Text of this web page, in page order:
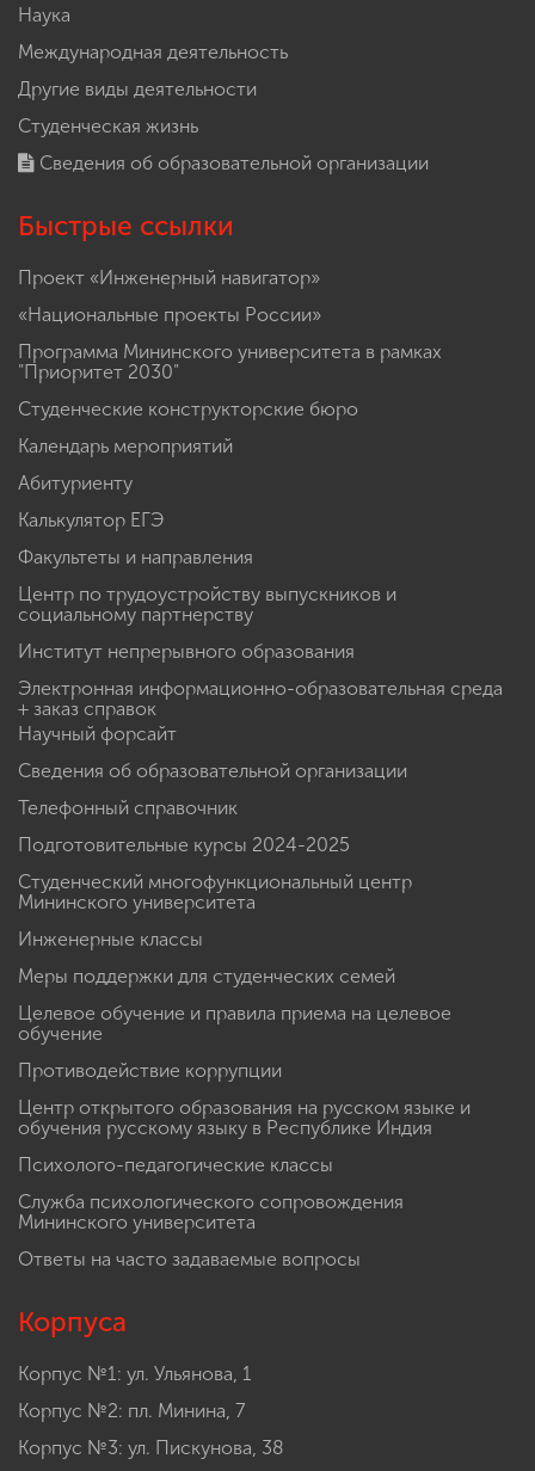
Наука
Международная деятельность
Другие виды деятельности
Студенческая жизнь
Сведения об образовательной организации
Быстрые ссылки
Проект «Инженерный навигатор»
«Национальные проекты России»
Программа Мининского университета в рамках
"Приоритет 2030"
Студенческие конструкторские бюро
Календарь мероприятий
Абитуриенту
Калькулятор ЕГЭ
Факультеты и направления
Центр по трудоустройству выпускников и
социальному партнерству
Институт непрерывного образования
Электронная информационно-образовательная среда
+ заказ справок
Научный форсайт
Сведения об образовательной организации
Телефонный справочник
Подготовительные курсы 2024-2025
Студенческий многофункциональный центр
Мининского университета
Инженерные классы
Меры поддержки для студенческих семей
Целевое обучение и правила приема на целевое
обучение
Противодействие коррупции
Центр открытого образования на русском языке и
обучения русскому языку в Республике Индия
Психолого-педагогические классы
Служба психологического сопровождения
Мининского университета
Ответы на часто задаваемые вопросы
Корпуса
Корпус №1: ул. Ульянова, 1
Корпус №2: пл. Минина, 7
Корпус №3: ул. Пискунова, 38